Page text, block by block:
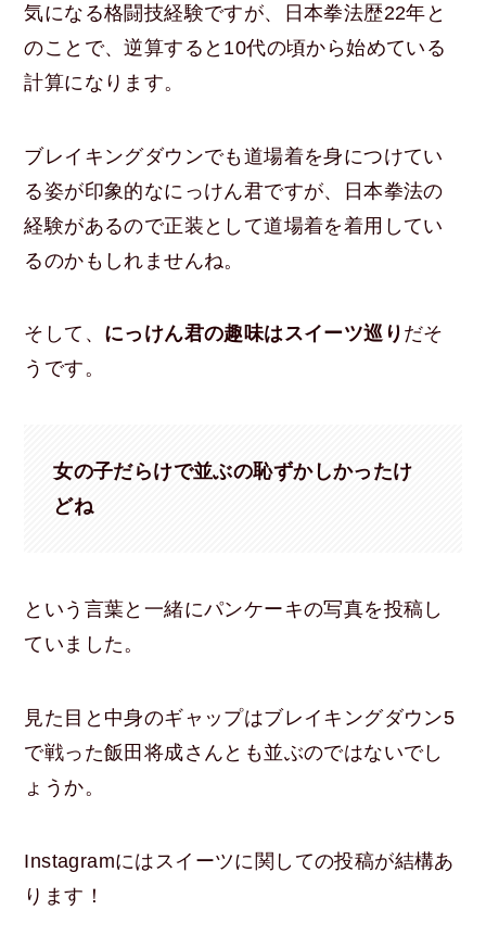
気になる格闘技経験ですが、日本拳法歴22年と
のことで、逆算すると10代の頃から始めている
計算になります。
ブレイキングダウンでも道場着を身につけてい
る姿が印象的なにっけん君ですが、日本拳法の
経験があるので正装として道場着を着用してい
るのかもしれませんね。
そして、 にっけん君の趣味はスイーツ巡り だそ
うです。
女の子だらけで並ぶの恥ずかしかったけ
どね
という言葉と一緒にパンケーキの写真を投稿し
ていました。
見た目と中身のギャップはブレイキングダウン5
で戦った飯田将成さんとも並ぶのではないでし
ょうか。
Instagramにはスイーツに関しての投稿が結構あ
ります！